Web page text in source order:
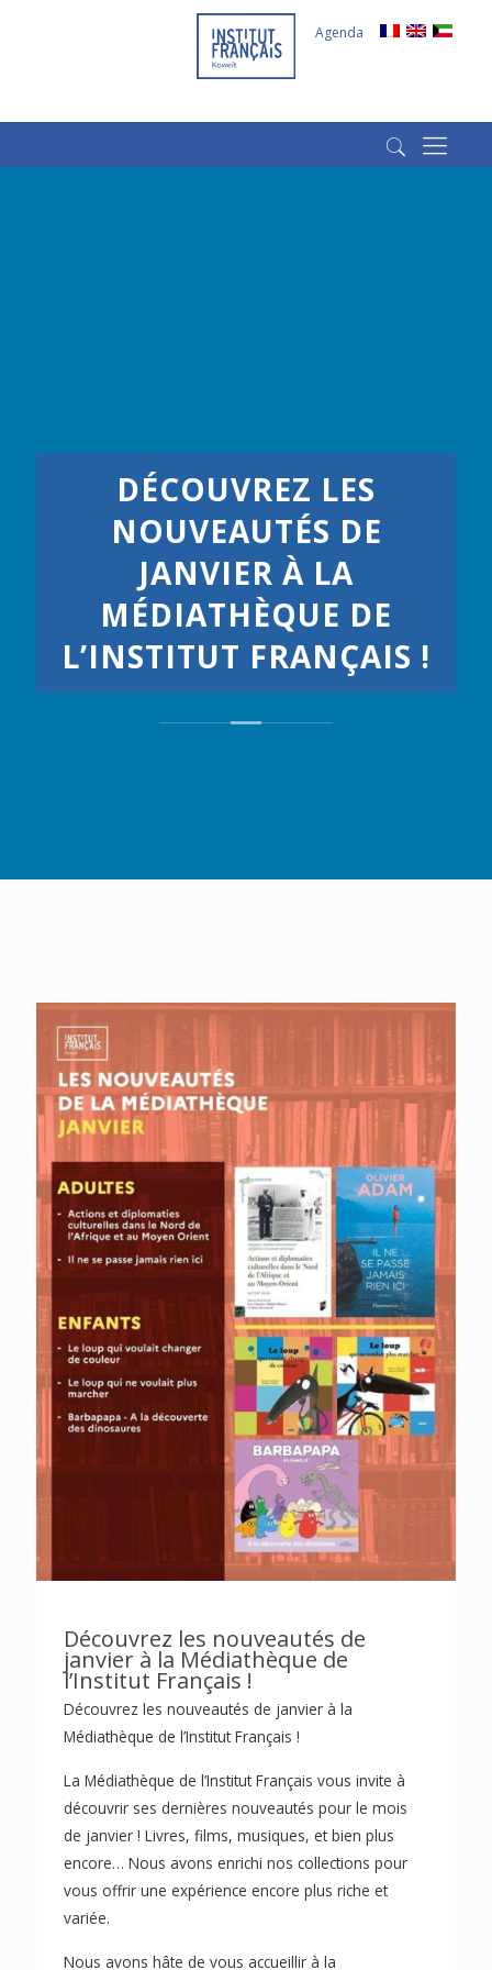
(+965) 66266980
Agenda
DÉCOUVREZ LES
NOUVEAUTÉS DE
JANVIER À LA
MÉDIATHÈQUE DE
L’INSTITUT FRANÇAIS !
Découvrez les nouveautés de
janvier à la Médiathèque de
l’Institut Français !
Découvrez les nouveautés de janvier à la
Médiathèque de l’Institut Français !
La Médiathèque de l’Institut Français vous invite à
découvrir ses dernières nouveautés pour le mois
de janvier ! Livres, films, musiques, et bien plus
encore… Nous avons enrichi nos collections pour
vous offrir une expérience encore plus riche et
variée.
Nous avons hâte de vous accueillir à la